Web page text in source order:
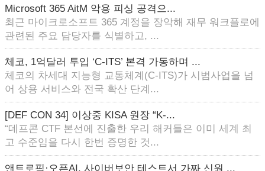
Microsoft 365 AitM 악용 피싱 공격으...
최근 마이크로소프트 365 계정을 장악해 재무 워크플로에
관련된 주요 담당자를 식별하고, ...
체코, 1억달러 투입 ‘C-ITS’ 본격 가동하며 ...
체코의 차세대 지능형 교통체계(C-ITS)가 시범사업을 넘
어 상용 서비스와 전국 확산 단계...
[DEF CON 34] 이상중 KISA 원장 “K-...
“데프콘 CTF 본선에 진출한 우리 해커들은 이미 세계 최
고 수준임을 다시 한번 증명한 것...
앤트로픽·오픈AI, 사이버보안 테스트서 가짜 신원 ...